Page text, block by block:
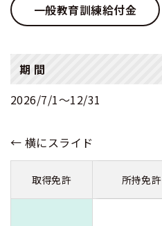
一般教育訓練給付金
期 間
2026/7/1〜12/31
取得免許 所持免許